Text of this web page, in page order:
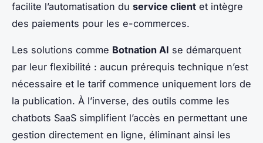
facilite l’automatisation du service client et intègre
des paiements pour les e-commerces.
Les solutions comme Botnation AI se démarquent
par leur flexibilité : aucun prérequis technique n’est
nécessaire et le tarif commence uniquement lors de
la publication. À l’inverse, des outils comme les
chatbots SaaS simplifient l’accès en permettant une
gestion directement en ligne, éliminant ainsi les